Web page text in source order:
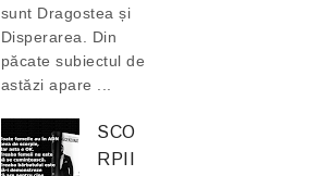
sunt Dragostea și
Disperarea. Din
păcate subiectul de
astăzi apare ...
SCO
RPII